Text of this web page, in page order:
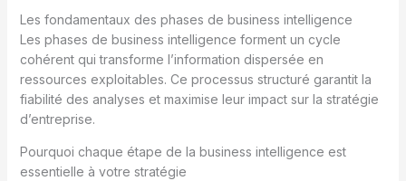
Les fondamentaux des phases de business intelligence
Les phases de business intelligence forment un cycle
cohérent qui transforme l’information dispersée en
ressources exploitables. Ce processus structuré garantit la
fiabilité des analyses et maximise leur impact sur la stratégie
d’entreprise.
Pourquoi chaque étape de la business intelligence est
essentielle à votre stratégie